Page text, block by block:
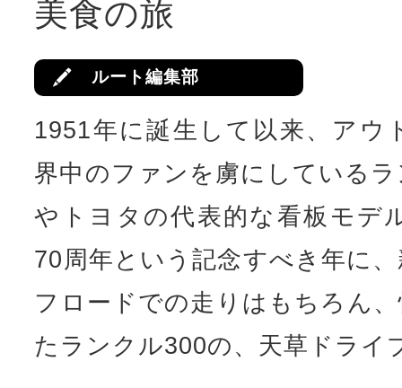
美食の旅
ルート編集部
1951年に誕生して以来、アウ
界中のファンを虜にしている
やトヨタの代表的な看板モデ
70周年という記念すべき年に
フロードでの走りはもちろん
たランクル300の、天草ドライ